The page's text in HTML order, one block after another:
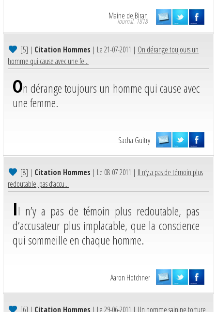
Maine de Biran
Journal. 1818
[5] | Citation Hommes | Le 21-07-2011 | On dérange toujours un
homme qui cause avec une fe...
On dérange toujours un homme qui cause avec
une femme.
Sacha Guitry
[8] | Citation Hommes | Le 08-07-2011 | Il n’y a pas de témoin plus
redoutable, pas d’accu...
Il n’y a pas de témoin plus redoutable, pas
d’accusateur plus implacable, que la conscience
qui sommeille en chaque homme.
Aaron Hotchner
[6] | Citation Hommes | Le 29-06-2011 | Un homme sain ne torture